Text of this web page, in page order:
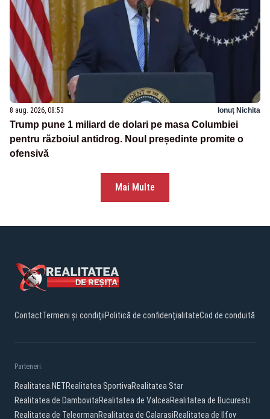
8 aug. 2026, 08:53 Ionuț Nichita
Trump pune 1 miliard de dolari pe masa Columbiei
pentru războiul antidrog. Noul președinte promite o
ofensivă
Mai Multe
ContactTermeni și condițiiPolitică de confidențialitateCod de conduită
Parteneri:
Realitatea.NETRealitatea SportivaRealitatea Star
Realitatea de DambovitaRealitatea de ValceaRealitatea de Bucuresti
Realitatea de TeleormanRealitatea de CalarasiRealitatea de Ilfov